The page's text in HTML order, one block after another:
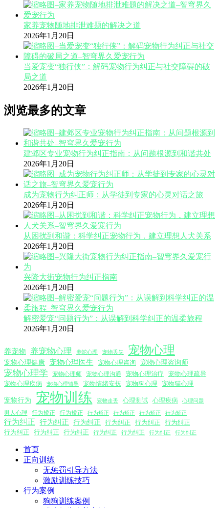
家养宠物随地排泄难题的解决之道
2026年1月20日
当爱宠变“独行侠”：解码宠物行为纠正与社交障碍的破
局之道
2026年1月20日
浏览最多的文章
建邺区专业宠物行为纠正指南：从问题根源到和谐共处
2026年1月20日
成为宠物行为纠正师：从学徒到专家的心灵对话之旅
2026年1月20日
从困扰到和谐：科学纠正宠物行为，建立理想人犬关系
2026年1月20日
兴隆大街宠物行为纠正指南
2026年1月20日
解密爱宠“问题行为”：从误解到科学纠正的温柔旅程
2026年1月20日
养宠物 养宠物心理 养蛇心理 宠物丢失 宠物心理
宠物心理健康 宠物心理医生 宠物心理咨询 宠物心理咨询师
宠物心理学 宠物心理师 宠物心理沟通 宠物心理治疗
宠物心理疏导
宠物心理疾病
宠物心理辅导 宠物情绪安抚 宠物狗心理 宠物猫心理
宠物行为 宠物训练 宠物走丢 心理测试 心理疾病 心理问题
男人心理 行为矫正 行为矫正 行为矫正 行为矫正 行为矫正 行为矫正
行为纠正 行为纠正 行为纠正 行为纠正 行为纠正
行为纠正
行为纠正
行为纠正 行为纠正 行为纠正 行为纠正 行为纠正 行为纠正
首页
正向训练
无惩罚引导方法
激励训练技巧
行为案例
狗狗训练案例